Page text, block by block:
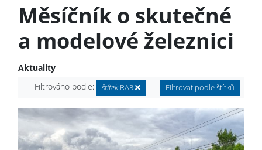
Měsíčník o skutečné
a modelové železnici
Aktuality
Filtrováno podle:
štítek RA3 Filtrovat podle štítků